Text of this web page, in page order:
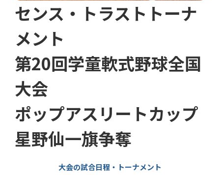
センス・トラストトーナ
メント
第20回学童軟式野球全国
大会
ポップアスリートカップ
星野仙一旗争奪
大会の試合日程・トーナメント